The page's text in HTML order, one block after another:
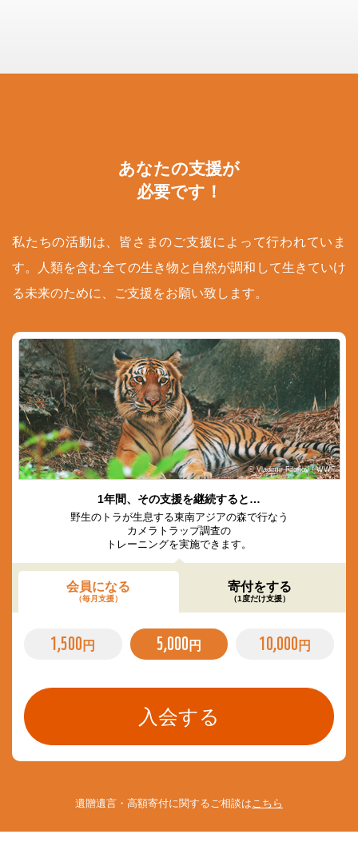
あなたの支援が
必要です！
私たちの活動は、皆さまのご支援によって行われていま
す。人類を含む全ての生き物と自然が調和して生きていけ
る未来のために、ご支援をお願い致します。
© Vladimir Filonov / WWF
1年間、その支援を継続すると…
野生のトラが生息する東南アジアの森で行なう
カメラトラップ調査の
トレーニングを実施できます。
会員になる
（毎月支援）
寄付をする
（1度だけ支援）
1,500 円 5,000 円 10,000 円
遺贈遺言・高額寄付に関するご相談は こちら